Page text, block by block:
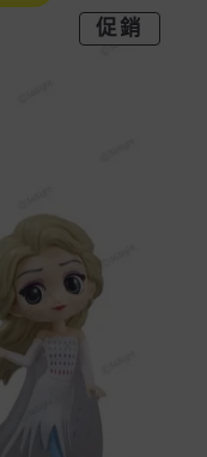
促銷
價